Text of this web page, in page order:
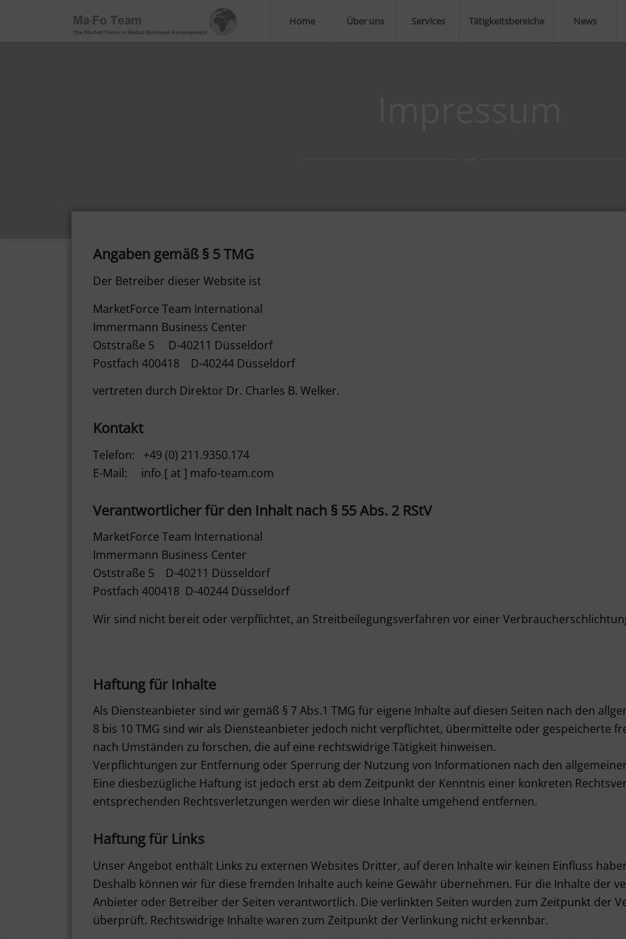
Home Über uns Services Tätigkeitsbereiche News
Angaben gemäß § 5 TMG
Der Betreiber dieser Website ist
MarketForce Team International
Immermann Business Center
Oststraße 5 D-40211 Düsseldorf
Postfach 400418 D-40244 Düsseldorf
vertreten durch Direktor Dr. Charles B. Welker.
Kontakt
Telefon: +49 (0) 211.9350.174
E-Mail: info [ at ] mafo-team.com
Verantwortlicher für den Inhalt nach § 55 Abs. 2 RStV
MarketForce Team International
Immermann Business Center
Oststraße 5 D-40211 Düsseldorf
Postfach 400418 D-40244 Düsseldorf
Wir sind nicht bereit oder verpflichtet, an Streitbeilegungsverfahren vor einer
Haftung für Inhalte
Als Diensteanbieter sind wir gemäß § 7 Abs.1 TMG für eigene Inhalte auf diesen Seiten nach den
8 bis 10 TMG sind wir als Diensteanbieter jedoch nicht verpflichtet, übermittelte oder gespeicherte
nach Umständen zu forschen, die auf eine rechtswidrige Tätigkeit hinweisen.
Verpflichtungen zur Entfernung oder Sperrung der Nutzung von Informationen nach den
Eine diesbezügliche Haftung ist jedoch erst ab dem Zeitpunkt der Kenntnis einer konkreten
entsprechenden Rechtsverletzungen werden wir diese Inhalte umgehend entfernen.
Haftung für Links
Unser Angebot enthält Links zu externen Websites Dritter, auf deren Inhalte wir keinen Einfluss
Deshalb können wir für diese fremden Inhalte auch keine Gewähr übernehmen. Für die Inhalte der
Anbieter oder Betreiber der Seiten verantwortlich. Die verlinkten Seiten wurden zum Zeitpunkt der
überprüft. Rechtswidrige Inhalte waren zum Zeitpunkt der Verlinkung nicht erkennbar.